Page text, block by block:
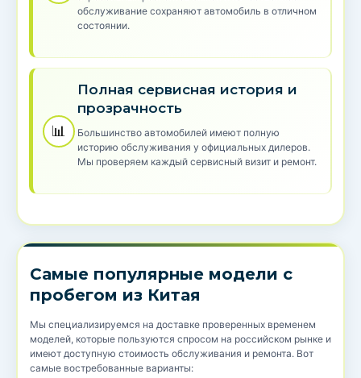
обслуживание сохраняют автомобиль в отличном
состоянии.
📊
Полная сервисная история и
прозрачность
Большинство автомобилей имеют полную
историю обслуживания у официальных дилеров.
Мы проверяем каждый сервисный визит и ремонт.
Самые популярные модели с
пробегом из Китая
Мы специализируемся на доставке проверенных временем
моделей, которые пользуются спросом на российском рынке и
имеют доступную стоимость обслуживания и ремонта. Вот
самые востребованные варианты: